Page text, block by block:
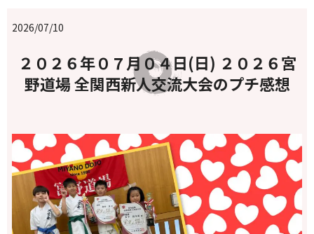
2026/07/10
２０２６年０７月０４日(日) ２０２６宮
野道場 全関西新人交流大会のプチ感想